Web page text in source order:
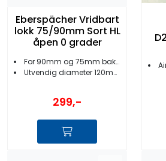
Eberspächer Vridbart
lokk 75/90mm Sort HL
åpen 0 grader
For 90mm og 75mm bakstykker
Utvendig diameter 120mm
299,-